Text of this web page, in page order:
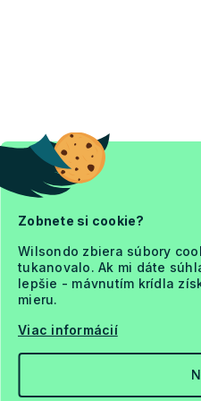
Zobnete si cookie?
Wilsondo zbiera súbory
tukanovalo. Ak mi dáte
lepšie - mávnutím krídla
mieru.
Viac informácií